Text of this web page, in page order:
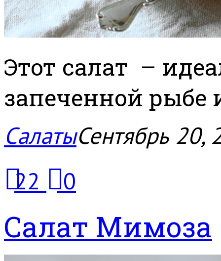
Этот салат –
запеченной рыбе
СалатыСентябрь 20,
22
0
Салат Мимоза